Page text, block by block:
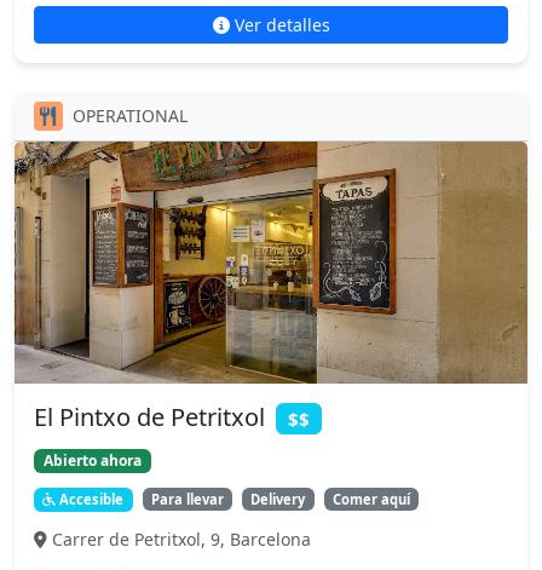
Ver detalles
OPERATIONAL
El Pintxo de Petritxol $$
Abierto ahora
Accesible Para llevar Delivery Comer aquí
Carrer de Petritxol, 9, Barcelona